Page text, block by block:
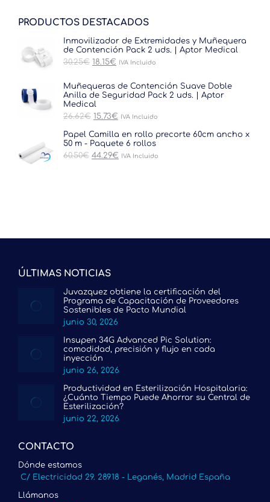
PRODUCTOS DESTACADOS
Inmovilizador de Extremidades y Muñequera
de Contención Pack 2 uds. | Aptor Medical
30.25€ El
era:
30.25€.
18.15€ El
es:
18.15€.
IVA Incluido
Muñequeras de Contención Suave Doble
Anilla de Seguridad Pack 2 uds. | Aptor
Medical
26.62€ El
original
era:
26.62€.
15.73€ El
actual
es:
15.73€.
IVA Incluido
Papel Camilla en rollo precorte 60cm ancho x
50 m - Paquete 6 rollos
60.50€ El
44.29€ El
IVA Incluido
ÚLTIMAS NOTICIAS
Juvazquez obtiene la certificación del
Programa de Capacitación de Proveedores
Sostenibles de Pacto Mundial
junio 30, 2026
Insupen 34G Advanced Pic Solution:
comodidad, precisión y flujo en cada
inyección
junio 26, 2026
Productividad en Esterilización Hospitalaria:
¿Cuánto Tiempo Puede Ahorrar su Central de
Esterilización?
junio 22, 2026
CONTACTO
Dónde estamos
C/ Electricidad 29. 28918 - Leganés, Madrid España
Llámanos